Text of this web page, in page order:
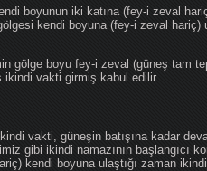
boyunun iki katına (fey-i zeval
kendi boyuna (fey-i zeval hariç)
gölge boyu fey-i zeval (güneş tam
ikindi vakti girmiş kabul edilir.
vakti, güneşin batışına kadar
gibi ikindi namazının başlangıcı
kendi boyuna ulaştığı zaman